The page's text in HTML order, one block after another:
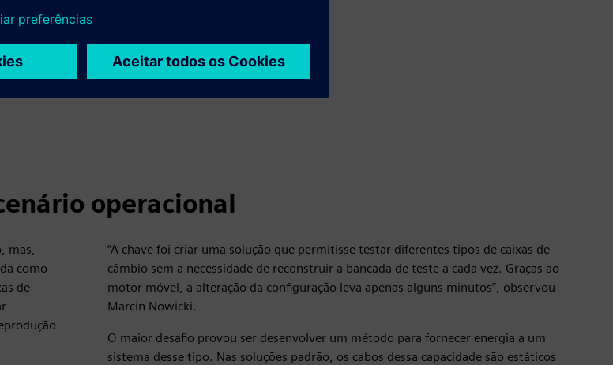
Os
operacional
mas,
como
de
“A chave foi criar uma solução que permitisse testar diferentes tipos de caixas de
câmbio sem a necessidade de reconstruir a bancada de teste a cada vez. Graças ao
motor móvel, a alteração da configuração leva apenas alguns minutos”, observou
Marcin Nowicki.
O maior desafio provou ser desenvolver um método para fornecer energia a um
sistema desse tipo. Nas soluções padrão, os cabos dessa capacidade são estáticos